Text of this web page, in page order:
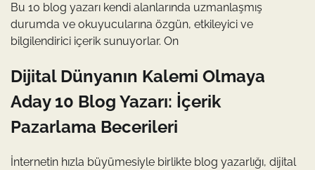
Bu 10 blog yazarı kendi alanlarında uzmanlaşmış
durumda ve okuyucularına özgün, etkileyici ve
bilgilendirici içerik sunuyorlar. On
Dijital Dünyanın Kalemi Olmaya
Aday 10 Blog Yazarı: İçerik
Pazarlama Becerileri
İnternetin hızla büyümesiyle birlikte blog yazarlığı, dijital